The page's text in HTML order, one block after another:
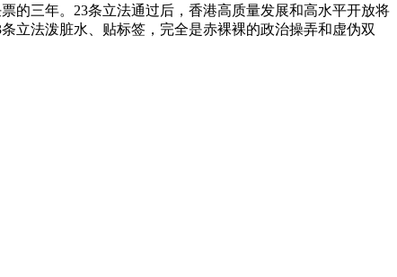
三年。23条立法通过后，香港高质量发展和高水平开放将
立法泼脏水、贴标签，完全是赤裸裸的政治操弄和虚伪双